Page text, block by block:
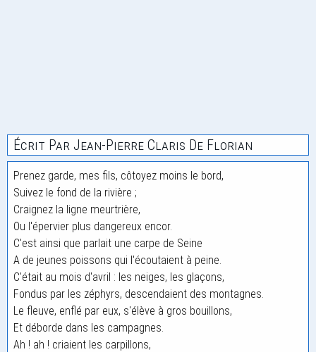
Écrit Par Jean-Pierre Claris De Florian
Prenez garde, mes fils, côtoyez moins le bord,
Suivez le fond de la rivière ;
Craignez la ligne meurtrière,
Ou l'épervier plus dangereux encor.
C'est ainsi que parlait une carpe de Seine
A de jeunes poissons qui l'écoutaient à peine.
C'était au mois d'avril : les neiges, les glaçons,
Fondus par les zéphyrs, descendaient des montagnes.
Le fleuve, enflé par eux, s'élève à gros bouillons,
Et déborde dans les campagnes.
Ah ! ah ! criaient les carpillons,